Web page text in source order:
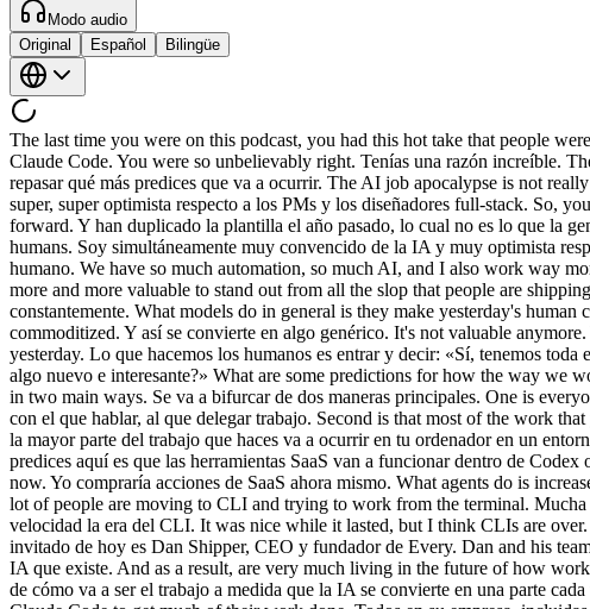
Modo audio
Original
Español Bilingüe
The last time you were on this podcast, you had this hot take that people were sleeping on Claude Code. La última vez que estuviste en este podcast, tenías esa predicción polémica de que la gente subestimaba Claude Code. You were so unbelievably right. Tenías una razón increíble. The premise of this episode is we're going to go through what else you predict will happen. La premisa de este episodio es que vamos a repasar qué más predices que va a ocurrir. The AI job apocalypse is not really a thing. El apocalipsis laboral por la IA no es realmente una cosa. I am super super bullish on PMs and full-stack designers. Soy super, super optimista respecto a los PMs y los diseñadores full-stack. So, you guys are hiring doubled in people in the past year, which is not what people would have expected from a company that is so AI forward. Y han duplicado la plantilla el año pasado, lo cual no es lo que la gente hubiera esperado de una empresa tan volcada en la IA. I'm simultaneously extremely AI pilled and [music] very bullish on humans. Soy simultáneamente muy convencido de la IA y muy optimista respecto a los humanos. Automation is a lie. La automatización es una mentira. Every agent needs a human. Todo agente necesita un humano. We have so much automation, so much AI, and I also work way more. Tenemos tanta automatización, tanta IA, y aun así trabajo muchísimo más. Creativity. Creatividad. It just feels like it's going to be more and more valuable to stand out from all the slop that people are shipping and launching constantly. Siento que va a ser cada vez más valioso destacar entre toda la basura que la gente está lanzando constantemente. What models do in general is they make yesterday's human competence cheap. Lo que hacen los modelos en general es abaratar la competencia humana de ayer. And so, it becomes commoditized. Y así se convierte en algo genérico. It's not valuable anymore. Ya no tiene valor. What humans do is we go in there and we're like,"Yeah, we have all this frozen human competence from yesterday. Lo que hacemos los humanos es entrar y decir: «Sí, tenemos toda esta competencia humana congelada de ayer. How do I use this like make something new and interesting?" ¿Cómo uso esto para crear algo nuevo e interesante?» What are some predictions for how the way we work is going to change? ¿Cuáles son algunas predicciones sobre cómo va a cambiar la forma en que trabajamos? It's going to bifurcate in two main ways. Se va a bifurcar de dos maneras principales. One is everyone's going to have at least one agent that they talk to, that they can offload work to. Una es que todos van a tener al menos un agente con el que hablar, al que delegar trabajo. Second is that most of the work that you do [music] is actually going to happen on your computer in an environment like Codex or Claude Co-work. La segunda es que la mayor parte del trabajo que haces va a ocurrir en tu ordenador en un entorno como Codex o Claude Co-work. What you're predicting here is the SaaS tools will run within Codex or Claude Code. Lo que predices aquí es que las herramientas SaaS van a funcionar dentro de Codex o Claude Code. I think the SaaS apocalypse is dumb. Creo que el apocalipsis del SaaS es una tontería. I would buy SaaS stocks right now. Yo compraría acciones de SaaS ahora mismo. What agents do is increase the number of users of SaaS, not get rid of it. Lo que hacen los agentes es aumentar el número de usuarios de SaaS, no eliminarlo. A lot of people are moving to CLI and trying to work from the terminal. Mucha gente se está pasando